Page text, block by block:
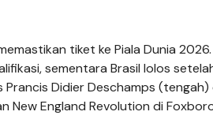
tiket ke Piala Dunia
sementara Brasil lolos
Prancis Didier Deschamps
New England Revolution di